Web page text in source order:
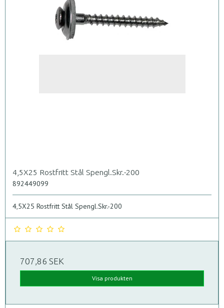
4,5X25 Rostfritt Stål Spengl.Skr.-200
892449099
4,5X25 Rostfritt Stål Spengl.Skr.-200
707,86 SEK
Visa produkten